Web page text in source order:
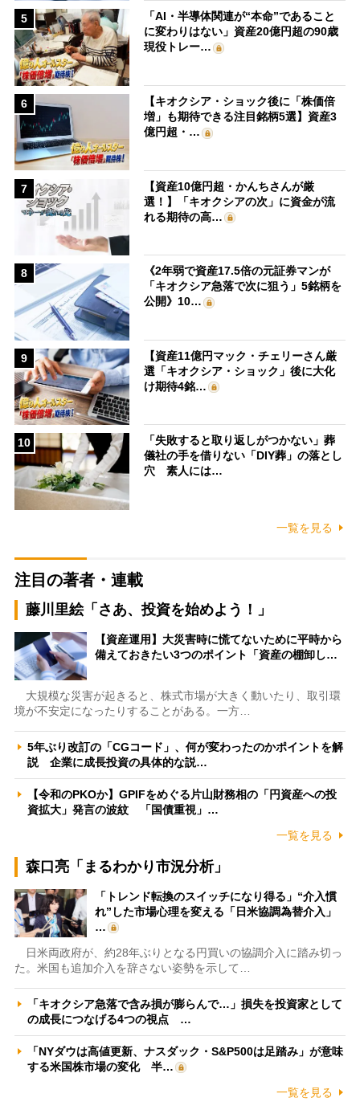
5
「AI・半導体関連が“本命”であること
に変わりはない」資産20億円超の90歳
現役トレー…
6
【キオクシア・ショック後に「株価倍
増」も期待できる注目銘柄5選】資産3
億円超・…
7
【資産10億円超・かんちさんが厳
選！】「キオクシアの次」に資金が流
れる期待の高…
8
《2年弱で資産17.5倍の元証券マンが
「キオクシア急落で次に狙う」5銘柄を
公開》10…
9
【資産11億円マック・チェリーさん厳
選「キオクシア・ショック」後に大化
け期待4銘…
10
「失敗すると取り返しがつかない」葬
儀社の手を借りない「DIY葬」の落とし
穴 素人には…
一覧を見る
注目の著者・連載
藤川里絵「さあ、投資を始めよう！」
【資産運用】大災害時に慌てないために平時から
備えておきたい3つのポイント「資産の棚卸し…
大規模な災害が起きると、株式市場が大きく動いたり、取引環
境が不安定になったりすることがある。一方…
5年ぶり改訂の「CGコード」、何が変わったのかポイントを解
説 企業に成長投資の具体的な説…
【令和のPKOか】GPIFをめぐる片山財務相の「円資産への投
資拡大」発言の波紋 「国債重視」…
一覧を見る
森口亮「まるわかり市況分析」
「トレンド転換のスイッチになり得る」“介入慣
れ”した市場心理を変える「日米協調為替介入」
…
日米両政府が、約28年ぶりとなる円買いの協調介入に踏み切っ
た。米国も追加介入を辞さない姿勢を示して…
「キオクシア急落で含み損が膨らんで…」損失を投資家として
の成長につなげる4つの視点 …
「NYダウは高値更新、ナスダック・S&P500は足踏み」が意味
する米国株市場の変化 半…
一覧を見る